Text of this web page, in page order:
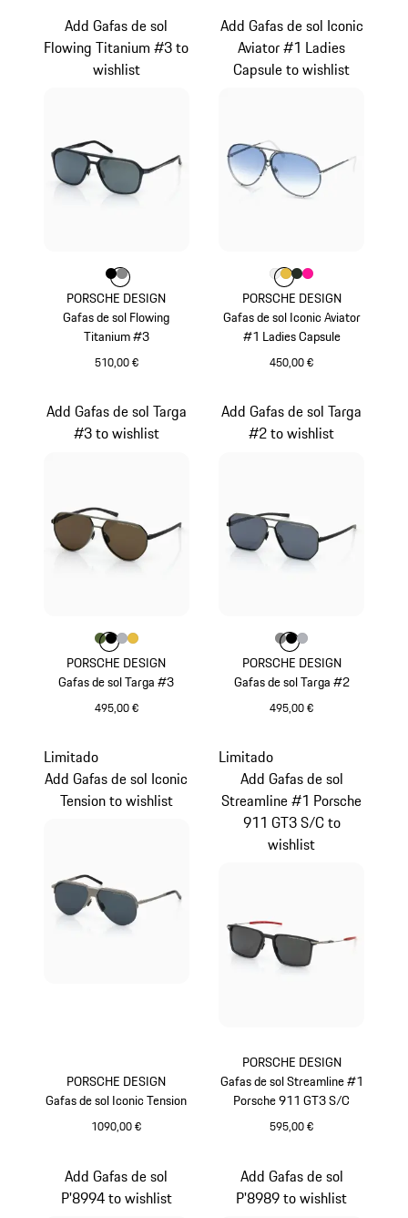
PORSCHE DESIGN
Gafas de sol Flowing
Titanium #3
510,00 €
Add Gafas de sol
Flowing Titanium #3 to
wishlist
Color
ColorColor
PORSCHE DESIGN
Gafas de sol Iconic Aviator
#1 Ladies Capsule
450,00 €
Add Gafas de sol Iconic
Aviator #1 Ladies
Capsule to wishlist
Color
ColorBlanco
Color
ColorColor
PORSCHE DESIGN
Gafas de sol Targa #3
495,00 €
Add Gafas de sol Targa
#3 to wishlist
Color
ColorVerde Olive
Color
ColorColor
PORSCHE DESIGN
Gafas de sol Targa #2
495,00 €
Add Gafas de sol Targa
#2 to wishlist
Color
Color
ColorColor
PORSCHE DESIGN
Gafas de sol Iconic Tension
1090,00 €
Limitado
Add Gafas de sol Iconic
Tension to wishlist
PORSCHE DESIGN
Gafas de sol Streamline #1
Porsche 911 GT3 S/C
595,00 €
Limitado
Add Gafas de sol
Streamline #1 Porsche
911 GT3 S/C to
wishlist
Add Gafas de sol
P'8994 to wishlist
Add Gafas de sol
P'8989 to wishlist